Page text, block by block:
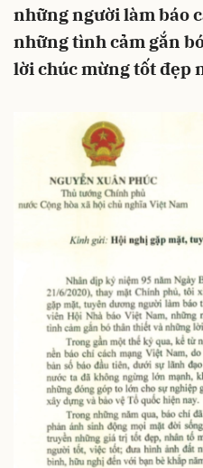
những người làm báo
những tình cảm gắn
lời chúc mừng tốt đẹp